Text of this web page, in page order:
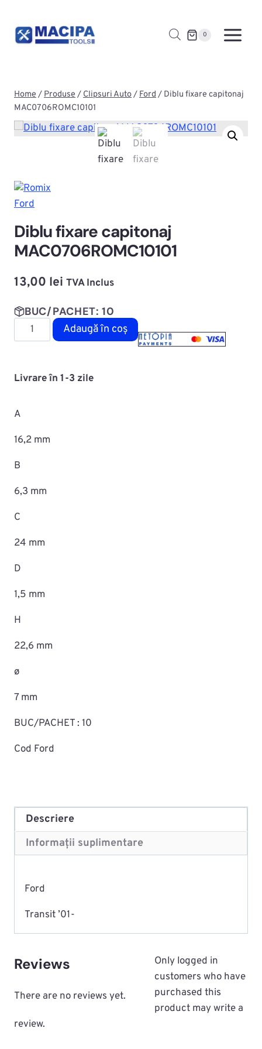
content
0
Home/Produse/Clipsuri Auto/Ford/ Diblu fixare capitonaj
MAC0706ROMC10101
Ford
Diblu fixare capitonaj
MAC0706ROMC10101
13,00 lei TVA Inclus
BUC/PACHET: 10
Cantitate
Diblu
capitonaj
Adaugă în coș
Livrare în 1-3 zile
A
16,2 mm
B
6,3 mm
C
24 mm
D
1,5 mm
H
22,6 mm
ø
7 mm
BUC/PACHET : 10
Cod Ford
Descriere
Informații suplimentare
Ford
Transit ’01-
Reviews
There are no reviews yet.
Only logged in
customers who have
purchased this
product may write a
review.